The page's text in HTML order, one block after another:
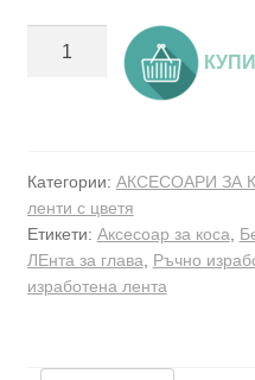
-
Приказно
лилаво
КУПИ
Категории: АКСЕСОАРИ ЗА
ленти с цветя
Етикети: Аксесоар за коса
ЛЕнта за глава
Ръчно
изработена лента